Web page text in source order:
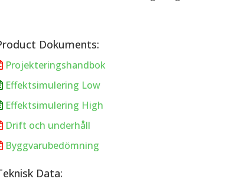
Dokuments:
Projekteringshandbok
Effektsimulering Low
Effektsimulering High
Drift och underhåll
Byggvarubedömning
Data: